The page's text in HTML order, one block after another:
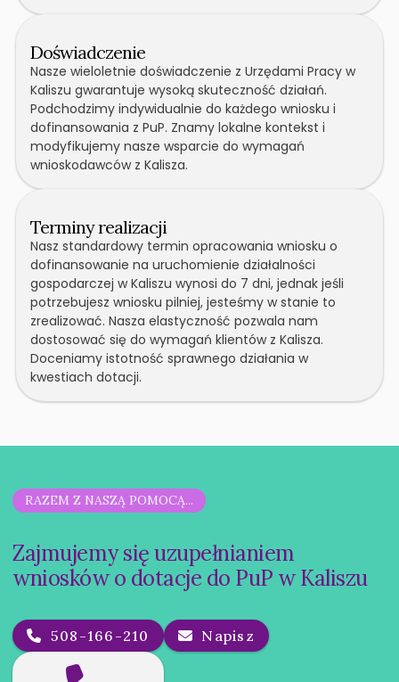
Doświadczenie
Nasze wieloletnie doświadczenie z Urzędami Pracy w
Kaliszu gwarantuje wysoką skuteczność działań.
Podchodzimy indywidualnie do każdego wniosku i
dofinansowania z PuP. Znamy lokalne kontekst i
modyfikujemy nasze wsparcie do wymagań
wnioskodawców z Kalisza.
Terminy realizacji
Nasz standardowy termin opracowania wniosku o
dofinansowanie na uruchomienie działalności
gospodarczej w Kaliszu wynosi do 7 dni, jednak jeśli
potrzebujesz wniosku pilniej, jesteśmy w stanie to
zrealizować. Nasza elastyczność pozwala nam
dostosować się do wymagań klientów z Kalisza.
Doceniamy istotność sprawnego działania w
kwestiach dotacji.
RAZEM Z NASZĄ POMOCĄ...
Zajmujemy się uzupełnianiem
wniosków o dotacje do PuP w Kaliszu
508-166-210 Napisz